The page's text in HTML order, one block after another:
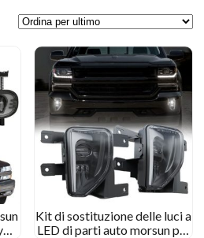
ultimo
Kit di sostituzione delle luci a
LED di parti auto morsun per